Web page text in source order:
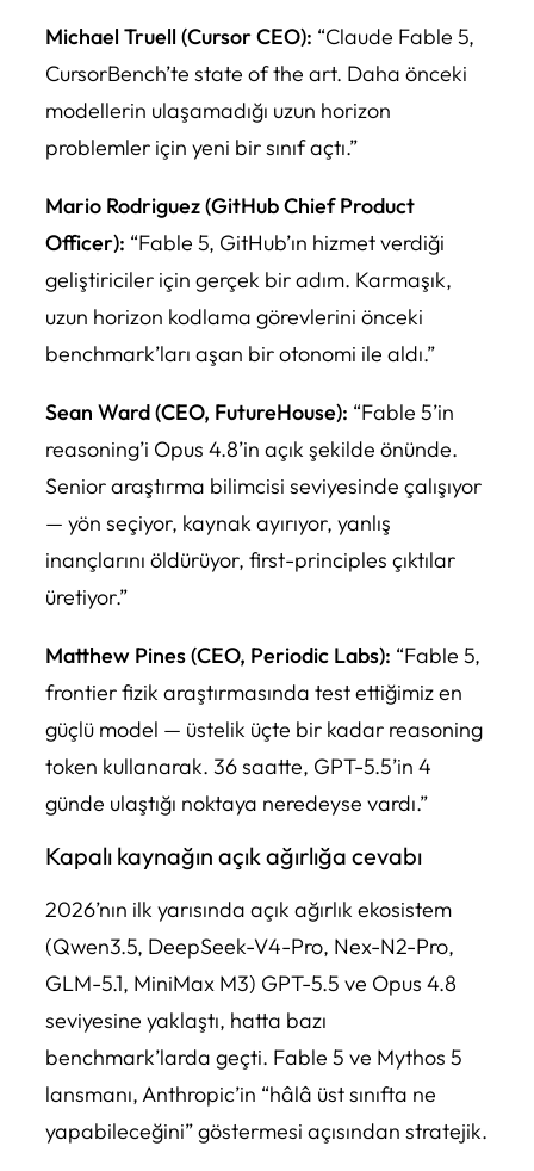
Michael Truell (Cursor CEO): “Claude Fable 5,
CursorBench’te state of the art. Daha önceki
modellerin ulaşamadığı uzun horizon
problemler için yeni bir sınıf açtı.”
Mario Rodriguez (GitHub Chief Product
Officer): “Fable 5, GitHub’ın hizmet verdiği
geliştiriciler için gerçek bir adım. Karmaşık,
uzun horizon kodlama görevlerini önceki
benchmark’ları aşan bir otonomi ile aldı.”
Sean Ward (CEO, FutureHouse): “Fable 5’in
reasoning’i Opus 4.8’in açık şekilde önünde.
Senior araştırma bilimcisi seviyesinde çalışıyor
— yön seçiyor, kaynak ayırıyor, yanlış
inançlarını öldürüyor, first-principles çıktılar
üretiyor.”
Matthew Pines (CEO, Periodic Labs): “Fable 5,
frontier fizik araştırmasında test ettiğimiz en
güçlü model — üstelik üçte bir kadar reasoning
token kullanarak. 36 saatte, GPT-5.5’in 4
günde ulaştığı noktaya neredeyse vardı.”
Kapalı kaynağın açık ağırlığa cevabı
2026’nın ilk yarısında açık ağırlık ekosistem
(Qwen3.5, DeepSeek-V4-Pro, Nex-N2-Pro,
GLM-5.1, MiniMax M3) GPT-5.5 ve Opus 4.8
seviyesine yaklaştı, hatta bazı
benchmark’larda geçti. Fable 5 ve Mythos 5
lansmanı, Anthropic’in “hâlâ üst sınıfta ne
yapabileceğini” göstermesi açısından stratejik.